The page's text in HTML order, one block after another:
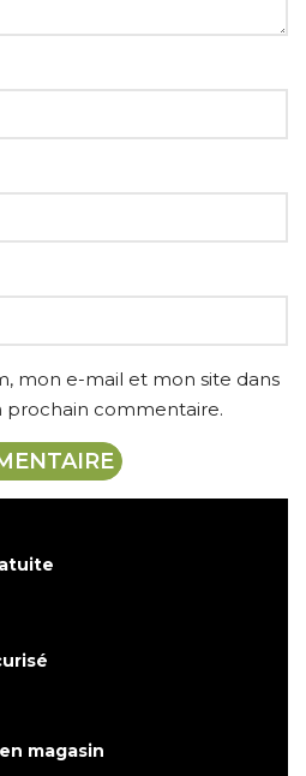
mon e-mail et mon site dans
commentaire.
magasin